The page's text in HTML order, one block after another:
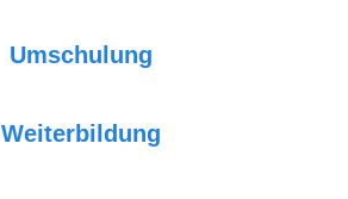
Umschulung
Weiterbildung